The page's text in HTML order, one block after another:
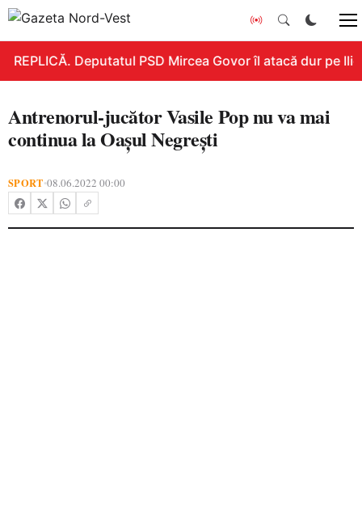
REPLICĂ. Deputatul PSD Mircea Govor îl atacă dur pe
Antrenorul-jucător Vasile Pop nu va mai
continua la Oașul Negrești
SPORT•08.06.2022 00:00